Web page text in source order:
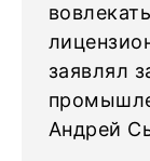
заявлял
Андрей